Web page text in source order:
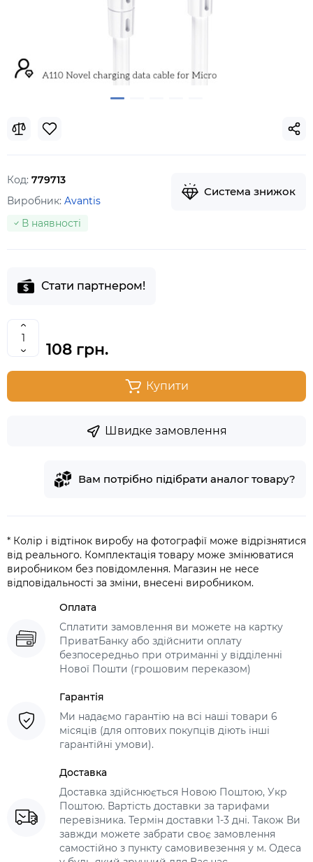
Код: 779713
Виробник: Avantis
В наявності
Система знижок
Стати партнером!
108 грн.
Купити
Швидке замовлення
Вам потрібно підібрати аналог товару?
* Колір і відтінок виробу на фотографії може відрізнятися
від реального. Комплектація товару може змінюватися
виробником без повідомлення. Магазин не несе
відповідальності за зміни, внесені виробником.
Оплата
Сплатити замовлення ви можете на картку
ПриватБанку або здійснити оплату
безпосередньо при отриманні у відділенні
Нової Пошти (грошовим переказом)
Гарантія
Ми надаємо гарантію на всі наші товари 6
місяців (для оптових покупців діють інші
гарантійні умови).
Доставка
Доставка здійснюється Новою Поштою, Укр
Поштою. Вартість доставки за тарифами
перевізника. Термін доставки 1-3 дні. Також Ви
завжди можете забрати своє замовлення
самостійно з пункту самовивезення у м. Одеса